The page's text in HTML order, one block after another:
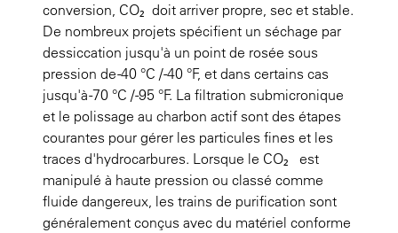
conversion, CO₂ doit arriver propre, sec et stable.
De nombreux projets spécifient un séchage par
dessiccation jusqu'à un point de rosée sous
pression de -40 °C / -40 °F, et dans certains cas
jusqu'à -70 °C / -95 °F. La filtration submicronique
et le polissage au charbon actif sont des étapes
courantes pour gérer les particules fines et les
traces d'hydrocarbures. Lorsque le CO₂ est
manipulé à haute pression ou classé comme
fluide dangereux, les trains de purification sont
généralement conçus avec du matériel conforme